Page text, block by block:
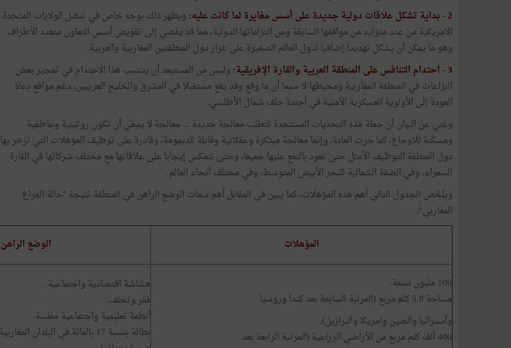
2 - بداية تشكل علاقات دولية جديدة على أسس مغايرة لما كانت عليه: ويظهر ذلك بوجه خاص في تنصّل الولايات المتحدة
الامريكية من عدد متزايد من مواقفها السابقة ومن التزاماتها الدولية، مما قد يفضي إلى تقويض أسس التعاون متعدد الأطراف
وهو ما يمكن أن يشكل تهديدا إضافيا لدول العالم الصغيرة على غرار دول المنطقتين المغاربية والعربية.
3 - احتدام التنافس على المنطقة العربية والقارة الإفريقية: وليس من المستبعد أن يتسبب هذا الاحتدام في تفجير بعض
النزاعات في المنطقة المغاربية ومحيطها لا سيما أن ما وقع وقد يقع مستقبلا في المشرق والخليج العربيين، دعّم مواقع دعاة
العودة إلى الأولوية العسكرية الأمنية في أجندة حلف شمال الأطلسي.
وغني عن البيان أن جملة هذه التحديات المستجدة تتطلب معالجة جديدة ... معالجة لا ينبغي أن تكون روتينية وعاطفية
ومسكّنة للاوجاع، كما جرت العادة، وإنما معالجة مبتكرة وعقلانية وقابلة للديمومة، وقادرة على توظيف المؤهلات التي تزخر بها
دول المنطقة التوظيف الأمثل حتى تعود بالنفع عليها جميعا، وحتى تنعكس إيجابا على علاقاتها مع مختلف شركائها في القارة
السمراء، وفي الضفة الشمالية للبحر الأبيض المتوسط، وفي مختلف أنحاء العالم.
ويلخّص الجدول التالي أهم هذه المؤهلات، كما يبين في المقابل أهم سمات الوضع الراهن في المنطقة نتيجة "حالة الفراغ
المغاربي":
المؤهلات
الوضع الراهن
100 مليون نسمة.
مساحة 5.8 كلم مربع (المرتبة السابعة بعد كندا وروسيا
وأستراليا والصين وامريكا والبرازيل).
400 ألف كلم مربع من الأراضي الزراعية (المرتبة الرابعة بعد
هشاشة اقتصادية واجتماعية.
فقر وتخلف.
أنظمة تعليمية واجتماعية مفلسة.
بطالة بنسبة 17 بالمائة في البلدان المغاربية مجتمعة.